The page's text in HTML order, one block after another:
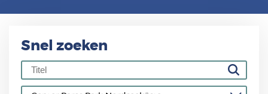
Snel zoeken